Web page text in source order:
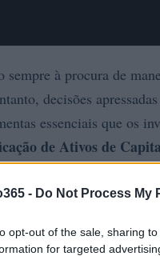
- Do Not Process My
opt-out of the sale, sharing
for targeted
à procura de
decisões
essenciais que os
de Ativos de
investimentos,